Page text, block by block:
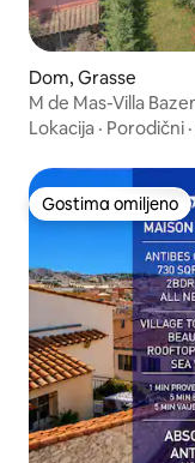
Dom, Grasse
M de Mas-Villa
Lokacija · Porodični ·
Gostima omiljeno
Gostima omiljeno